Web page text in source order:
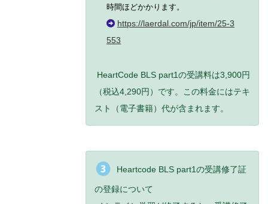
時間ほどかかります。
https://laerdal.com/jp/item/25-3
553
HeartCode BLS part1の受講料は3,900円
（税込4,290円）です。この料金にはテキ
スト（電子書籍）代が含まれます。
Heartcode BLS part1の受講修了証
の登録について